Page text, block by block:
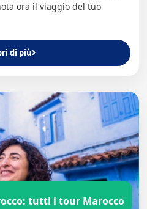
ora il viaggio del tuo
di più
tutti i tour Marocco